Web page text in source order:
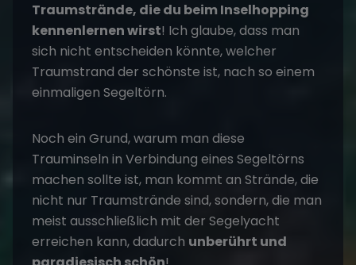
Traumstrände, die du beim Inselhopping
kennenlernen wirst! Ich glaube, dass man
sich nicht entscheiden könnte, welcher
Traumstrand der schönste ist, nach so einem
einmaligen Segeltörn.
Noch ein Grund, warum man diese
Trauminseln in Verbindung eines Segeltörns
machen sollte ist, man kommt an Strände, die
nicht nur Traumstrände sind, sondern, die man
meist ausschließlich mit der Segelyacht
erreichen kann, dadurch unberührt und